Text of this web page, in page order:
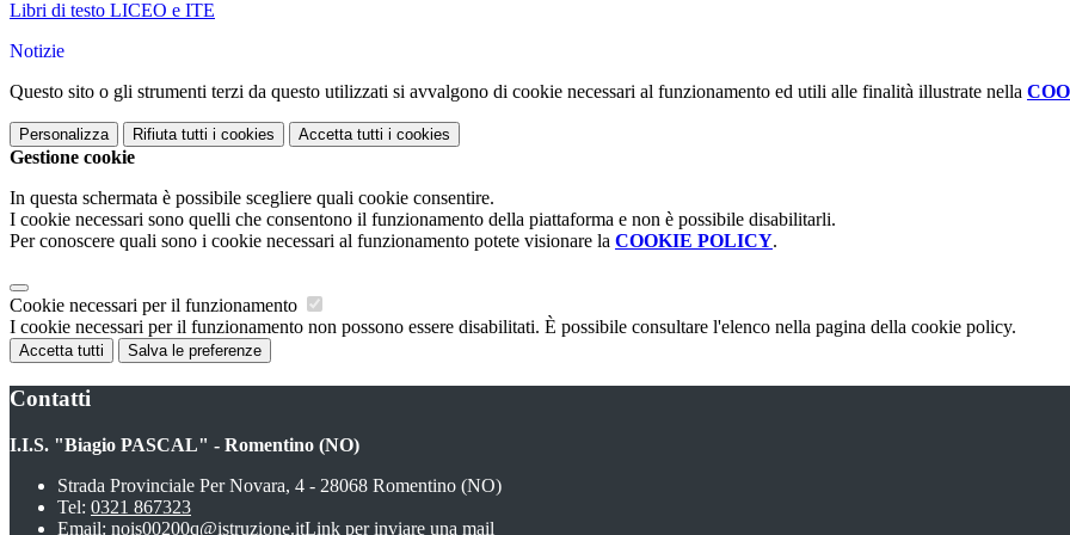
Libri di testo LICEO e ITE
Notizie
Questo sito o gli strumenti terzi da questo utilizzati si avvalgono di cookie necessari al funzionamento ed utili alle finalità illustrate nella
Personalizza Rifiuta tutti i cookies Accetta tutti i cookies
Gestione cookie
In questa schermata è possibile scegliere quali cookie consentire.
I cookie necessari sono quelli che consentono il funzionamento della piattaforma e non è possibile disabilitarli.
Per conoscere quali sono i cookie necessari al funzionamento potete visionare la COOKIE POLICY.
Cookie necessari per il funzionamento
I cookie necessari per il funzionamento non possono essere disabilitati. È possibile consultare l'elenco nella pagina della cookie policy.
Accetta tutti Salva le preferenze
Contatti
I.I.S. "Biagio PASCAL" - Romentino (NO)
Strada Provinciale Per Novara, 4 - 28068 Romentino (NO)
Tel: 0321 867323
Email: nois00200q@istruzione.itLink per inviare una mail